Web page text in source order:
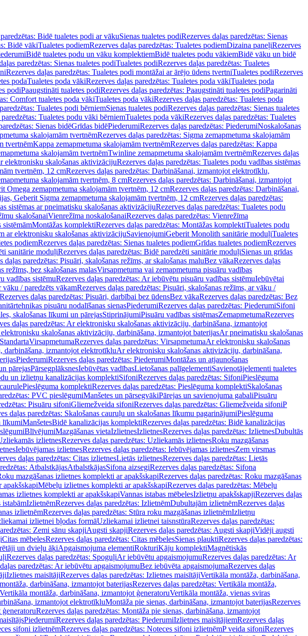
Bidē tualetes podi ar vākuSienas tualetes podiRezerves daļas paredzētas: Sienas
Bidē vākiTualetes podiemRezerves daļas paredzētas: Tualetes podiemDizaina paneļiRezerves
Bidē tualetes podu un vāku komplektiemBidē tualetes podu vākiemBidē vāku un bidē
paredzētas: Sienas tualetes podiTualetes podiRezerves daļas paredzētas: Tualetes
Rezerves daļas paredzētas: Tualetes podi montāžai ar ārējo ūdens tvertniTualetes podiRezerves
podaTualetes poda vākiRezerves daļas paredzētas: Tualetes poda vākiTualetes poda
podiPaaugstināti tualetes podiRezerves daļas paredzētas: Paaugstināti tualetes podiPagarināti
Comfort tualetes poda vākiTualetes poda vākiRezerves daļas paredzētas: Tualetes poda
Tualetes podi bērniemSienas tualetes podiRezerves daļas paredzētas: Sienas tualetes
Tualetes podu vāki bērniemTualetes poda vākiRezerves daļas paredzētas: Tualetes
Sienas bidēGrīdas bidēPiederumiRezerves daļas paredzētas: PiederumiNoskalošanas
skalojamām tvertnēmRezerves daļas paredzētas: Sigma zemapmetuma skalojamām
tvertnēmKappa zemapmetuma skalojamām tvertnēmRezerves daļas paredzētas: Kappa
skalojamām tvertnēmTwinline zemapmetuma skalojamām tvertnēmRezerves daļas
elektronisku skalošanas aktivizācijuRezerves daļas paredzētas: Tualetes podu vadības sistēmas
tvertnēm, 12 cmRezerves daļas paredzētas: Darbināšanai, izmantojot elektrotīklu,
skalojamām tvertnēm, 8 cmRezerves daļas paredzētas: Darbināšanai, izmantojot
Omega zemapmetuma skalojamām tvertnēm, 12 cmRezerves daļas paredzētas: Darbināšanai,
Geberit Sigma zemapmetuma skalojamām tvertnēm, 12 cmRezerves daļas paredzētas:
sistēmas ar pneimatisku skalošanas aktivizācijuRezerves daļas paredzētas: Tualetes podu
skalošanaiVienrežīma noskalošanaiRezerves daļas paredzētas: Vienrežīma
sistēmāmMontāžas komplektiRezerves daļas paredzētas: Montāžas komplektiTualetes podu
ar elektronisku skalošanas aktivizācijuSavienojumiGeberit Monolith sanitārie moduļiTualetes
podiemRezerves daļas paredzētas: Sienas tualetes podiemGrīdas tualetes podiemRezerves
sanitārie moduļiRezerves daļas paredzētas: Bidē paredzēti sanitārie moduļiSienas un grīdas
daļas paredzētas: Pisuāri, skalošanas režīms, ar skalošanas maluBez vākaRezerves daļas
režīms, bez skalošanas malasVirsapmetuma vai zemapmetuma pisuāru vadības
vadības sistēmuRezerves daļas paredzētas: Ar iebūvētu pisuāru vadības sistēmuIebūvētai
vāku / paredzēts vākamRezerves daļas paredzētas: Pisuāri, skalošanas režīms, ar vāku /
Rezerves daļas paredzētas: Pisuāri, darbībai bez ūdensBez vākaRezerves daļas paredzētas: Bez
pisuāru nodalīšanas sienasPiederumiRezerves daļas paredzētas: PiederumiSifoni
skalošanas līkumi un pārejasStiprinājumiPisuāru vadības sistēmasZemapmetumaRezerves
daļas paredzētas: Ar elektronisku skalošanas aktivizāciju, darbināšana, izmantojot
skalošanas aktivizāciju, darbināšana, izmantojot baterijasAr pneimatisku skalošanas
VirsapmetumaRezerves daļas paredzētas: VirsapmetumaAr elektronisku skalošanas
darbināšana, izmantojot elektrotīkluAr elektronisku skalošanas aktivizāciju, darbināšana,
PiederumiRezerves daļas paredzētas: PiederumiMontāžas un atjaunošanas
pārejasPārsegplāksnesIebūvētas vadībasLietošanas palīgelementiSavienotājelementi tualetes
un izlietņu kanalizācijas komplektiSifoniRezerves daļas paredzētas: SifoniPieslēguma
Pieslēguma komplektiRezerves daļas paredzētas: Pieslēguma komplektiSkalošanas
PVC pieslēgumiManšetes un pārsegvākiPārejas un savienojuma gabaliPisuāru
Pisuāru sifoniGliemežveida sifoniRezerves daļas paredzētas: Gliemežveida sifoniP
daļas paredzētas: Skalošanas cauruļu un skalošanas līkumu pagarinājumiPieslēguma
līkumiManšetesBidē kanalizācijas komplektiRezerves daļas paredzētas: Bidē kanalizācijas
BlīvējumiMazgāšanas vietaIzlietnesIzlietnesRezerves daļas paredzētas: IzlietnesDubultās
izlietnesRezerves daļas paredzētas: Uzliekamās izlietnesRoku mazgāšanas
Iebūvējamas izlietnesRezerves daļas paredzētas: Iebūvējamas izlietnesZem virsmas
daļas paredzētas: Citas izlietnesLietās izlietnesRezerves daļas paredzētas: Lietās
AtbalstkājasAtbalstkājasSifona aizsegiRezerves daļas paredzētas: Sifona
mazgāšanas izlietnes komplekti ar apakšskapiRezerves daļas paredzētas: Roku mazgāšanas
apakšskapiMēbeļu izlietnes komplekti ar apakšskapiRezerves daļas paredzētas: Mēbeļu
izlietnes komplekti ar apakšskapiVannas istabas mēbelesIzlietņu apakšskapjiRezerves daļas
istabāmIzlietnēmRezerves daļas paredzētas: IzlietnēmDubultajām izlietnēmRezerves daļas
izlietnēmRezerves daļas paredzētas: Stūra roku mazgāšanas izlietnēmIzlietņu
izlietnei bļodas formāUzliekamai izlietnei taisnstūraRezerves daļas paredzētas:
Zemi sānu skapjiAugsti skapjiRezerves daļas paredzētas: Augsti skapjiVidēji augsti
Citas mēbelesRezerves daļas paredzētas: Citas mēbelesSienas plauktiRezerves daļas paredzētas:
un dvieļu āķiApgaismojuma elementiRokturiKāju komplektiMagnētiskās
Rezerves daļas paredzētas: SpoguļiAr iebūvētu apgaismojumuRezerves daļas paredzētas: Ar
paredzētas: Ar iebūvētu apgaismojumuBez iebūvēta apgaismojumaRezerves daļas
Izlietnes maisītājiRezerves daļas paredzētas: Izlietnes maisītājiVertikāla montāža, darbināšana,
darbināšana, izmantojot baterijasRezerves daļas paredzētas: Vertikāla montāža,
montāža, darbināšana, izmantojot ģeneratoruVertikāla montāža, vienas sviras
izmantojot elektrotīkluMontāža pie sienas, darbināšana, izmantojot baterijasRezerves
Rezerves daļas paredzētas: Montāža pie sienas, darbināšana, izmantojot
PiederumiRezerves daļas paredzētas: PiederumiIzlietnes maisītājiemRezerves daļas
sifoni izlietnēmRezerves daļas paredzētas: Noteces sifoni izlietnēmP veida sifoniRezerves